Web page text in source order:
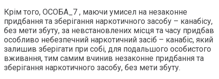
Крім того, ОСОБА_7 , маючи умисел на незаконне
придбання та зберігання наркотичного засобу – канабісу,
без мети збуту, за невстановлених місця та часу придбав
особливо небезпечний наркотичний засіб – канабіс, який
залишив зберігати при собі, для подальшого особистого
вживання, тим самим вчинив незаконне придбання та
зберігання наркотичного засобу, без мети збуту.